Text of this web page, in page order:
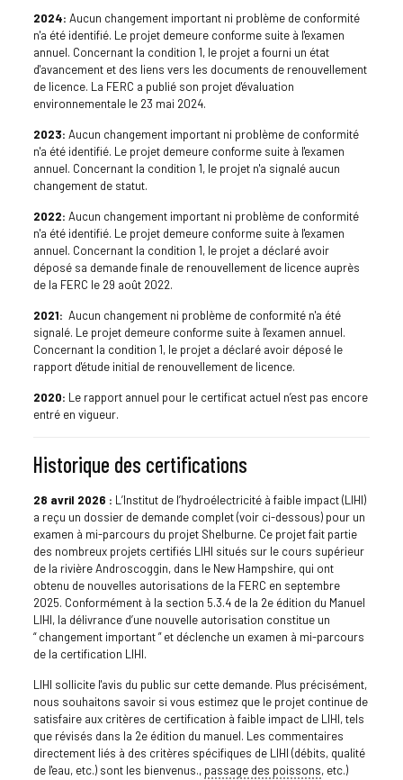
2024: Aucun changement important ni problème de conformité
n'a été identifié. Le projet demeure conforme suite à l'examen
annuel. Concernant la condition 1, le projet a fourni un état
d'avancement et des liens vers les documents de renouvellement
de licence. La FERC a publié son projet d'évaluation
environnementale le 23 mai 2024.
2023: Aucun changement important ni problème de conformité
n'a été identifié. Le projet demeure conforme suite à l'examen
annuel. Concernant la condition 1, le projet n'a signalé aucun
changement de statut.
2022: Aucun changement important ni problème de conformité
n'a été identifié. Le projet demeure conforme suite à l'examen
annuel. Concernant la condition 1, le projet a déclaré avoir
déposé sa demande finale de renouvellement de licence auprès
de la FERC le 29 août 2022.
2021: Aucun changement ni problème de conformité n'a été
signalé. Le projet demeure conforme suite à l'examen annuel.
Concernant la condition 1, le projet a déclaré avoir déposé le
rapport d'étude initial de renouvellement de licence.
2020: Le rapport annuel pour le certificat actuel n’est pas encore
entré en vigueur.
Historique des certifications
28 avril 2026 : L’Institut de l’hydroélectricité à faible impact (LIHI)
a reçu un dossier de demande complet (voir ci-dessous) pour un
examen à mi-parcours du projet Shelburne. Ce projet fait partie
des nombreux projets certifiés LIHI situés sur le cours supérieur
de la rivière Androscoggin, dans le New Hampshire, qui ont
obtenu de nouvelles autorisations de la FERC en septembre
2025. Conformément à la section 5.3.4 de la 2e édition du Manuel
LIHI, la délivrance d’une nouvelle autorisation constitue un
“ changement important ” et déclenche un examen à mi-parcours
de la certification LIHI.
LIHI sollicite l'avis du public sur cette demande. Plus précisément,
nous souhaitons savoir si vous estimez que le projet continue de
satisfaire aux critères de certification à faible impact de LIHI, tels
que révisés dans la 2e édition du manuel. Les commentaires
directement liés à des critères spécifiques de LIHI (débits, qualité
de l'eau, etc.) sont les bienvenus., passage des poissons, etc.)